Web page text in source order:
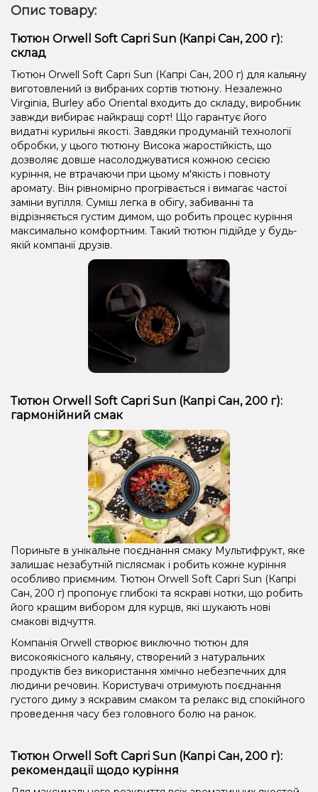
Опис товару:
Тютюн Orwell Soft Capri Sun (Капрі Сан, 200 г):
склад
Тютюн Orwell Soft Capri Sun (Капрі Сан, 200 г) для кальяну
виготовлений із вибраних сортів тютюну. Незалежно
Virginia, Burley або Oriental входить до складу, виробник
завжди вибирає найкращі сорт! Що гарантує його
видатні курильні якості. Завдяки продуманій технології
обробки, у цього тютюну Висока жаростійкість, що
дозволяє довше насолоджуватися кожною сесією
куріння, не втрачаючи при цьому м'якість і повноту
аромату. Він рівномірно прогрівається і вимагає частої
заміни вугілля. Суміш легка в обігу, забиванні та
відрізняється густим димом, що робить процес куріння
максимально комфортним. Такий тютюн підійде у будь-
якій компанії друзів.
Тютюн Orwell Soft Capri Sun (Капрі Сан, 200 г):
гармонійний смак
Пориньте в унікальне поєднання смаку Мультифрукт, яке
залишає незабутній післясмак і робить кожне куріння
особливо приємним. Тютюн Orwell Soft Capri Sun (Капрі
Сан, 200 г) пропонує глибокі та яскраві нотки, що робить
його кращим вибором для курців, які шукають нові
смакові відчуття.
Компанія Orwell створює виключно тютюн для
високоякісного кальяну, створений з натуральних
продуктів без використання хімічно небезпечних для
людини речовин. Користувачі отримують поєднання
густого диму з яскравим смаком та релакс від спокійного
проведення часу без головного болю на ранок.
Тютюн Orwell Soft Capri Sun (Капрі Сан, 200 г):
рекомендації щодо куріння